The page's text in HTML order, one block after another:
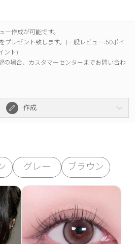
ー作成が可能です。
プレゼント致します。(一般レビュー:50ポイ
ント)
の場合、カスタマーセンターまでお問い合わ
作成
グレー ブラウン